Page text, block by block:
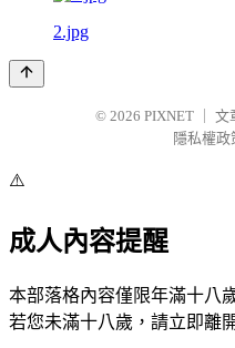
2.jpg
© 2026 PIXNET
文
隱私權政
⚠️
成人內容提醒
本部落格內容僅限年滿十八
若您未滿十八歲，請立即離